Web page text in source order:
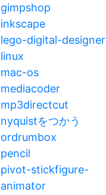
gimpshop
inkscape
lego-digital-designer
linux
mac-os
mediacoder
mp3directcut
nyquistをつかう
ordrumbox
pencil
pivot-stickfigure-
animator